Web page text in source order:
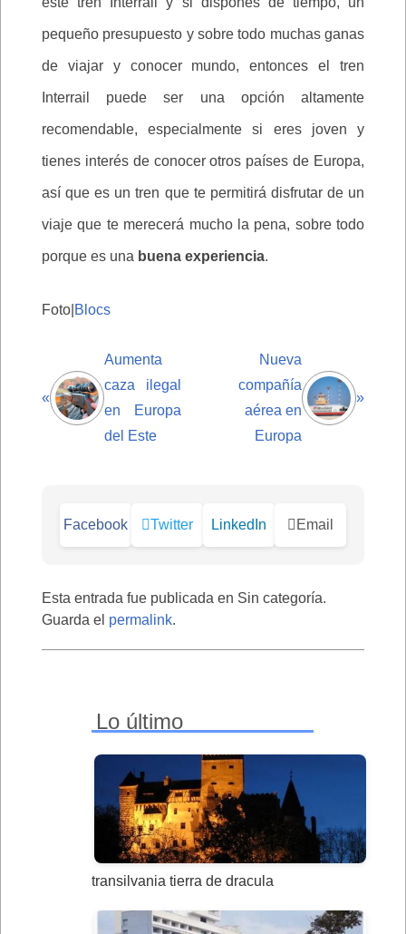
pequeño presupuesto y sobre todo muchas ganas
de viajar y conocer mundo, entonces el tren
Interrail puede ser una opción altamente
recomendable, especialmente si eres joven y
tienes interés de conocer otros países de Europa,
así que es un tren que te permitirá disfrutar de un
viaje que te merecerá mucho la pena, sobre todo
porque es una buena experiencia.
Foto| Blocs
«
Aumenta
caza ilegal
en Europa
del Este
Nueva
compañía
aérea en
Europa
»
Facebook Twitter LinkedIn Email
Esta entrada fue publicada en Sin categoría.
Guarda el permalink.
Lo último
transilvania tierra de dracula